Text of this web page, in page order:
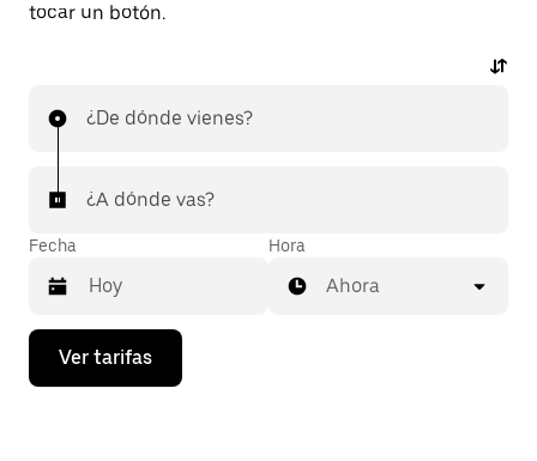
tocar un botón.
¿De dónde vienes?
¿A dónde vas?
Fecha
Presiona
flecha
Hora
Ahora
Ver tarifas